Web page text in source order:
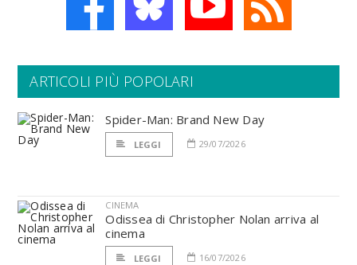
ARTICOLI PIÙ POPOLARI
Spider-Man: Brand New Day
LEGGI 29/07/2026
CINEMA
Odissea di Christopher Nolan arriva al
cinema
LEGGI 16/07/2026